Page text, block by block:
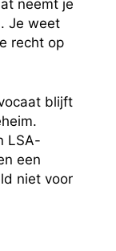
neemt je
Je weet
recht op
blijft
LSA-
een
niet voor